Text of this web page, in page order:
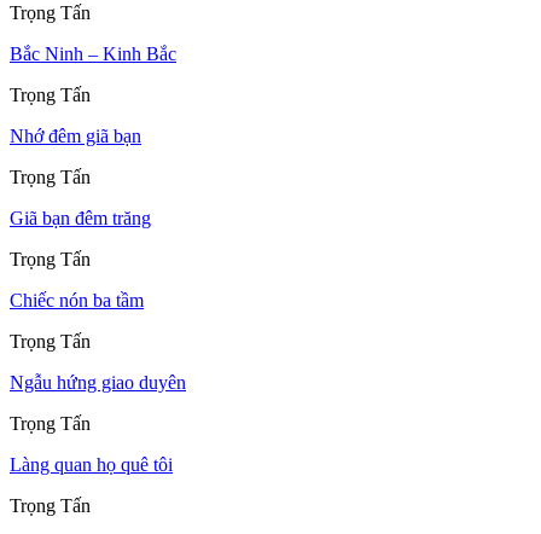
Trọng Tấn
Bắc Ninh – Kinh Bắc
Trọng Tấn
Nhớ đêm giã bạn
Trọng Tấn
Giã bạn đêm trăng
Trọng Tấn
Chiếc nón ba tầm
Trọng Tấn
Ngẫu hứng giao duyên
Trọng Tấn
Làng quan họ quê tôi
Trọng Tấn